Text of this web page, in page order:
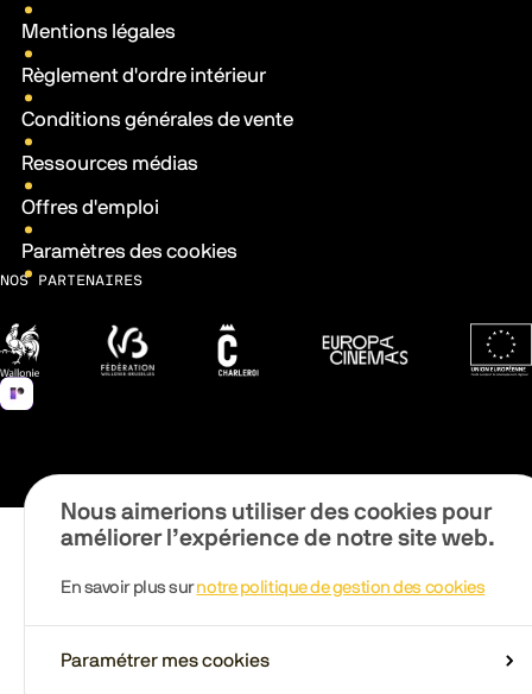
Mentions légales
Règlement d'ordre intérieur
Conditions générales de vente
Ressources médias
Offres d'emploi
Paramètres des cookies
NOS PARTENAIRES
Wallonie Fédération Wallonie-Bruxelles
Ville de CharleroiEuropa Cinemas
Nous aimerions utiliser des cookies pour
améliorer l’expérience de notre site web.
En savoir plus surnotre politique de gestion des cookies
Paramétrer mes cookies